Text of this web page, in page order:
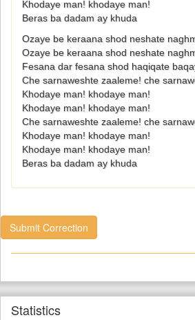
Khodaye man! khodaye man!
Beras ba dadam ay khuda
Ozaye be keraana shod neshate
Ozaye be keraana shod neshate
Fesana dar fesana shod haqiqate
Che sarnaweshte zaaleme! che
Khodaye man! khodaye man!
Khodaye man! khodaye man!
Che sarnaweshte zaaleme! che
Khodaye man! khodaye man!
Khodaye man! khodaye man!
Beras ba dadam ay khuda
Submit Correction
Statistics